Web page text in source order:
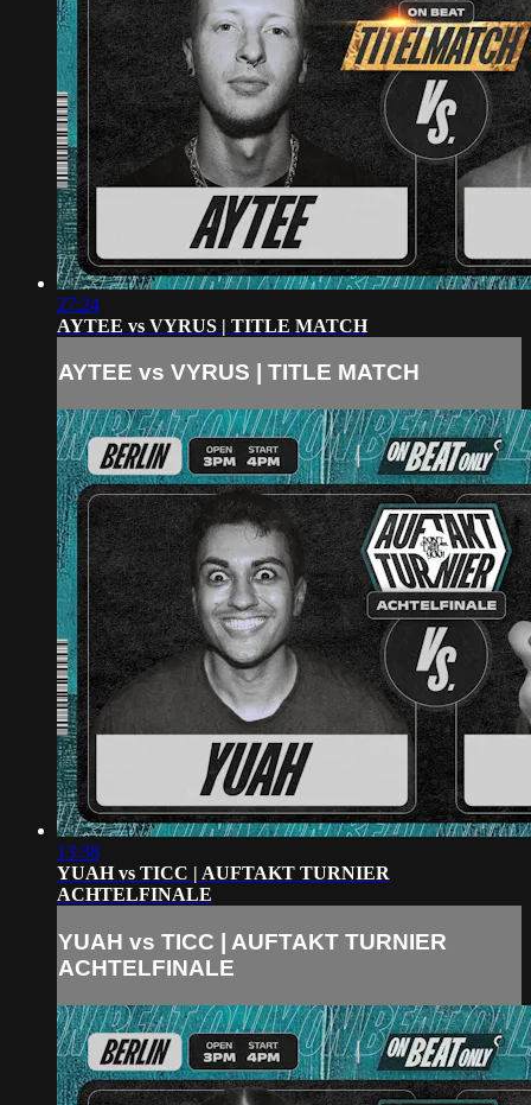
27:24
AYTEE vs VYRUS | TITLE MATCH
AYTEE vs VYRUS | TITLE MATCH
13:38
YUAH vs TICC | AUFTAKT TURNIER
ACHTELFINALE
YUAH vs TICC | AUFTAKT TURNIER
ACHTELFINALE